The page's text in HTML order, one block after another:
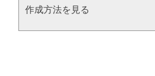
作成方法を見る​​